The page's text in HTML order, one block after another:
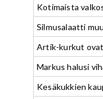
Kotimaista
Silmusalaatti
Artik-kurkut
Markus halusi
Kesäkukkien